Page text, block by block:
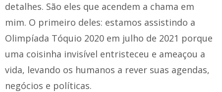
detalhes. São eles que acendem a chama em
mim. O primeiro deles: estamos assistindo a
Olimpíada Tóquio 2020 em julho de 2021 porque
uma coisinha invisível entristeceu e ameaçou a
vida, levando os humanos a rever suas agendas,
negócios e políticas.